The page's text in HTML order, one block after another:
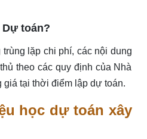
toán?
lặp chi phí, các nội dung
theo các quy định của Nhà
giá tại thời điểm lập dự toán.
học dự toán xây